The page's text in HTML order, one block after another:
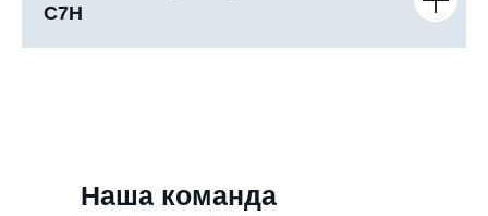
C7H
Наша команда